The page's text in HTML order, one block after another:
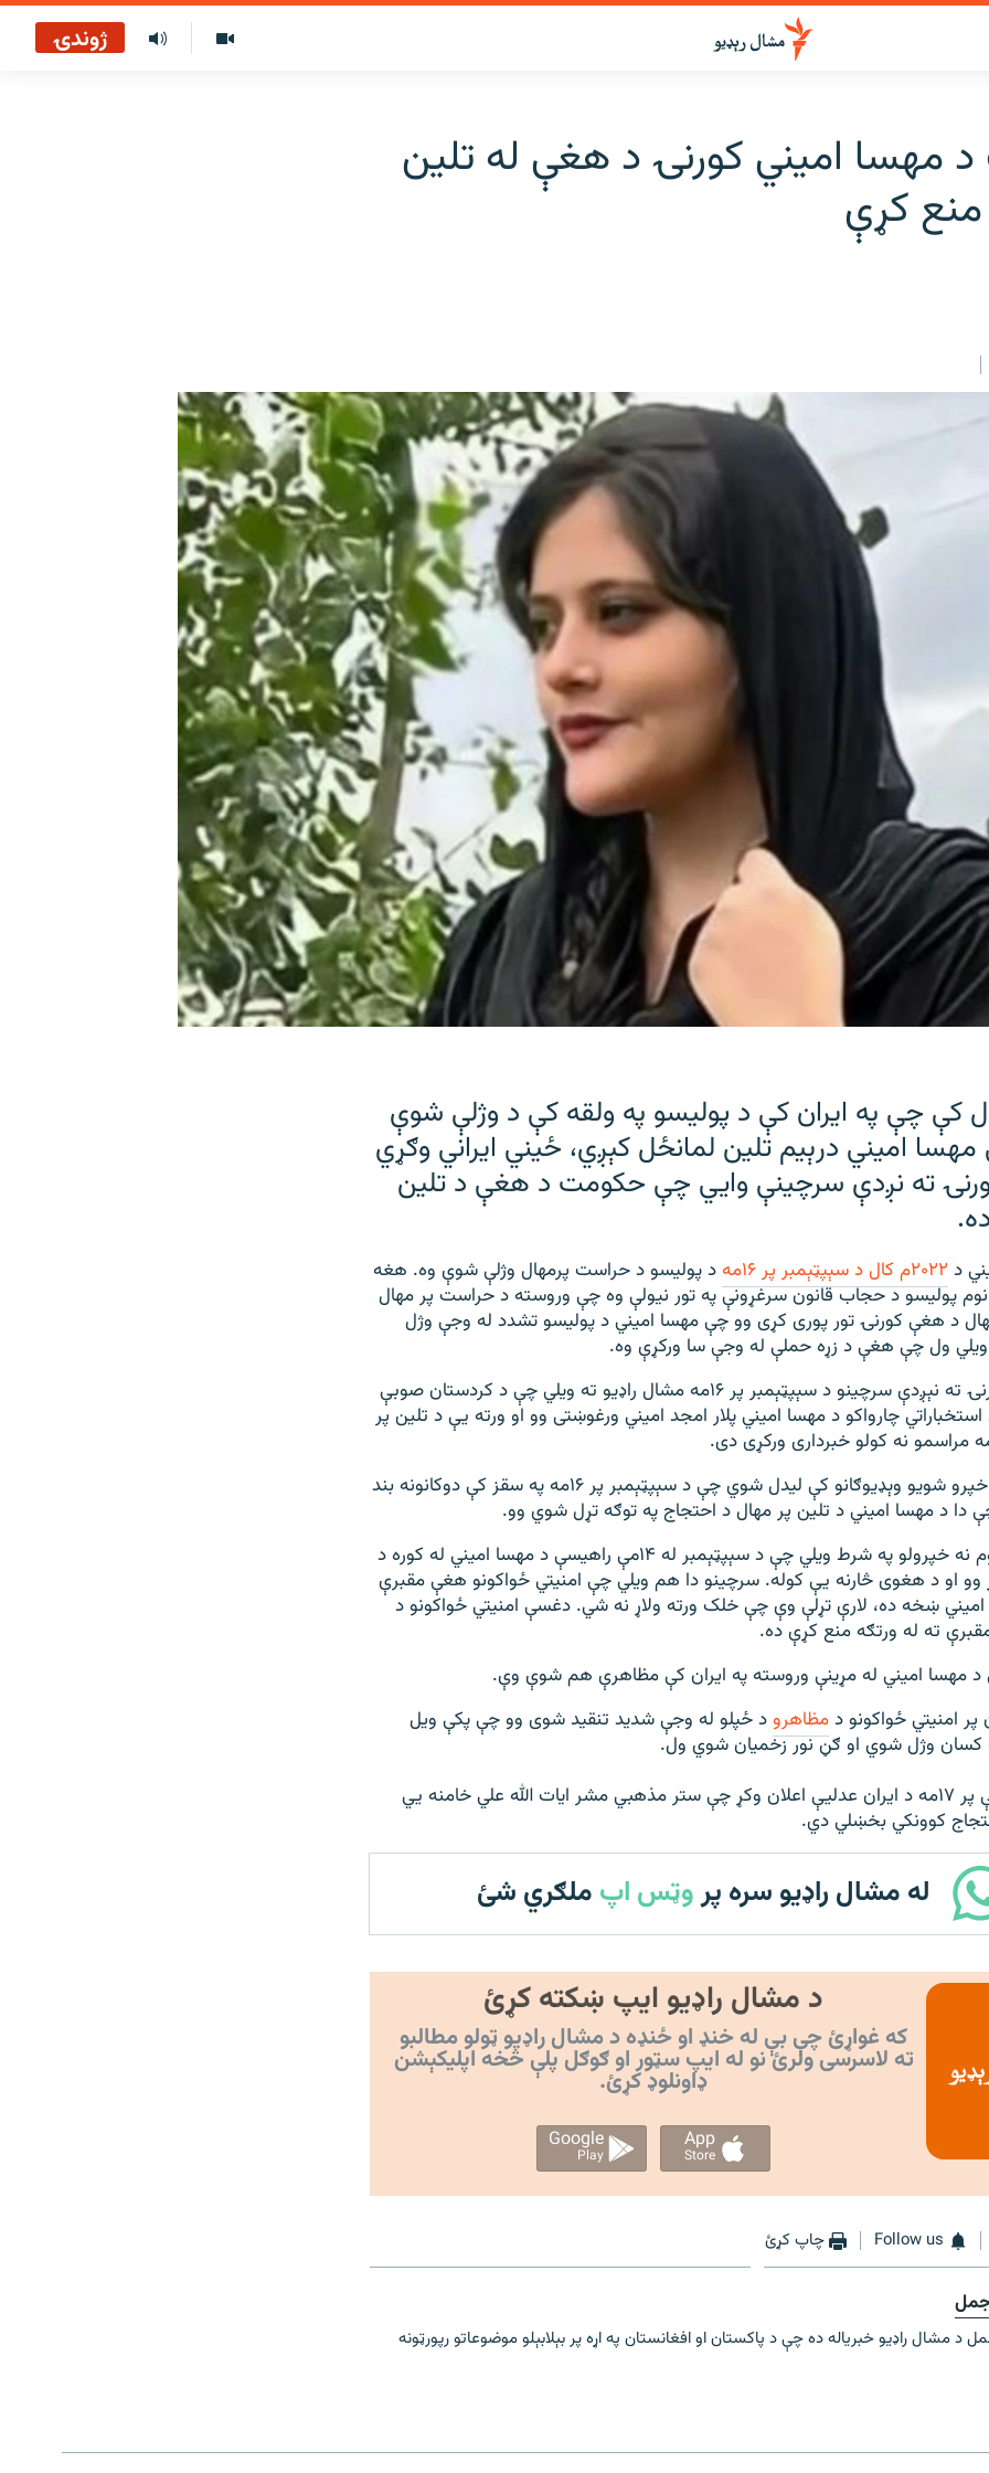
ژوندۍ
مهسا امیني کورنۍ د هغې له تلین
منع کړې
کې چې په ایران کې د پولیسو په ولقه کې د وژلې شوې
امیني درېیم تلین لمانځل کېږي، ځیني ایراني وګړي
ته نږدې سرچینې وايي چې حکومت د هغې د تلین
۲۰۲۲م کال د سېپټېمبر پر ۱۶مه
د پولیسو د حراست پرمهال وژلې شوې وه. هغه
پولیسو د حجاب قانون سرغړونې په تور نیولې وه چې وروسته د حراست پر مهال
د هغې کورنۍ تور پوری کړی وو چې مهسا امیني د پولیسو تشدد له وجې وژل
ول چې هغې د زړه حملې له وجې سا ورکړې وه.
د مهسا امیني کورنۍ ته نېږدې سرچینو د سېپټېمبر پر ۱۶مه مشال راډيو ته ویلي چې د کردستان صوبې
چارواکو د مهسا امیني پلار امجد امیني ورغوښتی وو او ورته یې د تلین پر
نه کولو خبرداری ورکړی دی.
پر ټولنیزو رسنیو خپرو شویو وېډیوګانو کې لیدل شوي چې د سېپټېمبر پر ۱۶مه په سقز کې دوکانونه بند
دا د مهسا امیني د تلین پر مهال د احتجاج په توګه تړل شوي وو.
یوې سرچینې د نوم نه خپرولو په شرط ویلي چې د سېپټېمبر له ۱۴مې راهیسې د مهسا امیني له کوره د
وو او د هغوی څارنه یې کوله. سرچینو دا هم ویلي چې امنیتي ځواکونو هغې مقبرې
ښخه ده، لارې تړلې وې چې خلک ورته ولاړ نه شي. دغسې امنیتي ځواکونو د
ته له ورتګه منع کړې ده.
امنيتي ځواکونو دمظاهرود ځپلو له وجې شديد تنقيد شوی وو چې پکې ويل
د ۲۰۲۳ز کال د مې پر ۱۷مه د ایران عدلیې اعلان وکړ چې ستر مذهبي مشر ایات الله علي خامنه يي
له مشال راډیو سره پروټس اپ ملګري شئ
د مشال راډیو ایپ ښکته کړئ
که غواړئ چې بې له خنډ او ځنډه د مشال راډیو ټولو مطالبو
ته لاسرسی ولرئ نو له ایپ سټور او ګوګل پلې څخه اپليکېشن
ډاونلوډ کړئ.
App
Store
Google
Play
Follow us چاپ کړئ
د مشال راډیو خبریاله ده چې د پاکستان او افغانستان په اړه پر بېلابېلو موضوعاتو رپورټونه